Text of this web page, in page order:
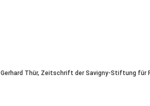
Gerhard Thür, Zeitschrift der Savigny-Stiftung für